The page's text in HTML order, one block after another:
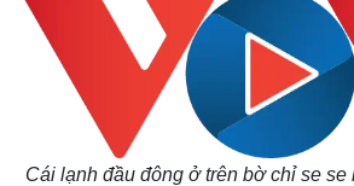
Cái lạnh đầu đông ở trên bờ chỉ se